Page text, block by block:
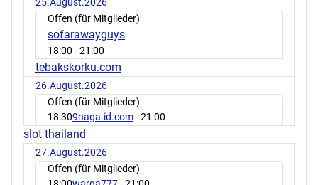
Offen (für Mitglieder)
sofarawayguys
18:00 - 21:00
tebakskorku.com
26.August.2026
Offen (für Mitglieder)
18:309naga-id.com- 21:00
slot thailand
27.August.2026
Offen (für Mitglieder)